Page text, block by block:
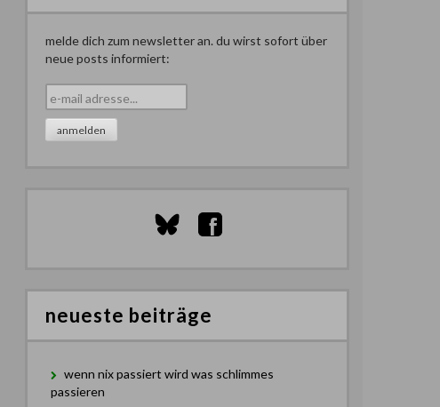
melde dich zum newsletter an. du wirst sofort über
neue posts informiert:
neueste beiträge
wenn nix passiert wird was schlimmes
passieren